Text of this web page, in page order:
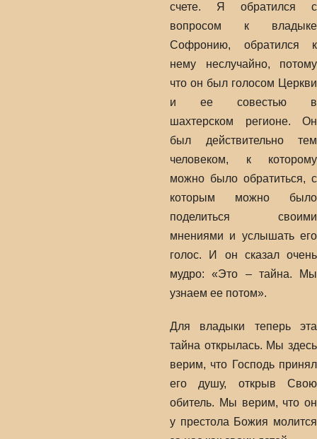
счете. Я обратился с
вопросом к владыке
Софронию, обратился к
нему неслучайно, потому
что он был голосом Церкви
и ее совестью в
шахтерском регионе. Он
был действительно тем
человеком, к которому
можно было обратиться, с
которым можно было
поделиться своими
мнениями и услышать его
голос. И он сказал очень
мудро: «Это – тайна. Мы
узнаем ее потом».
Для владыки теперь эта
тайна открылась. Мы здесь
верим, что Господь принял
его душу, открыв Свою
обитель. Мы верим, что он
у престола Божия молится